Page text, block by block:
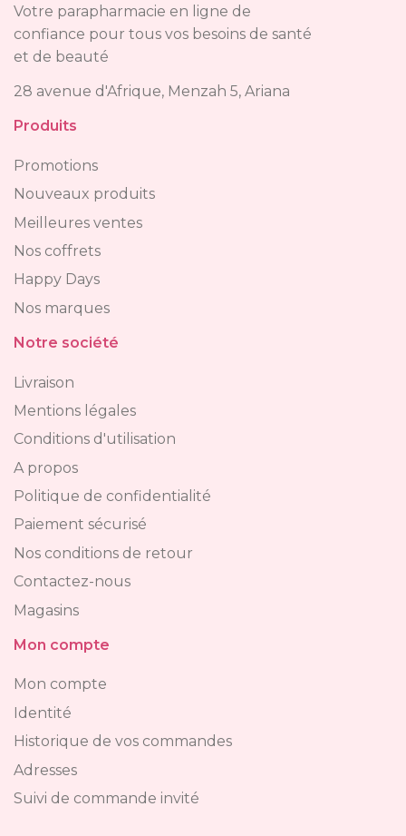
Votre parapharmacie en ligne de
confiance pour tous vos besoins de santé
et de beauté
28 avenue d'Afrique, Menzah 5, Ariana
Produits
Promotions
Nouveaux produits
Meilleures ventes
Nos coffrets
Happy Days
Nos marques
Notre société
Livraison
Mentions légales
Conditions d'utilisation
A propos
Politique de confidentialité
Paiement sécurisé
Nos conditions de retour
Contactez-nous
Magasins
Mon compte
Mon compte
Identité
Historique de vos commandes
Adresses
Suivi de commande invité